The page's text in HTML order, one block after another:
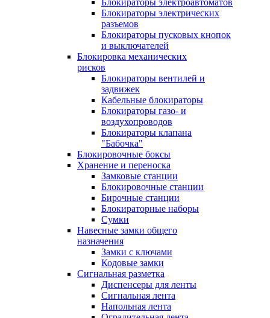
Блокираторы электроавтоматов
Блокираторы электрических
разъемов
Блокираторы пусковых кнопок
и выключателей
Блокировка механических
рисков
Блокираторы вентилей и
задвижек
Кабельные блокираторы
Блокираторы газо- и
воздухопроводов
Блокираторы клапана
"Бабочка"
Блокировочные боксы
Хранение и переноска
Замковые станции
Блокировочные станции
Бирочные станции
Блокираторные наборы
Сумки
Навесные замки общего
назначения
Замки с ключами
Кодовые замки
Сигнальная разметка
Диспенсеры для ленты
Сигнальная лента
Напольная лента